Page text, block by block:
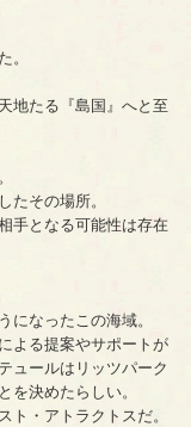
。
たる『島国』へと至
たその場所。
手となる可能性は存在
なったこの海域。
よる提案やサポートが
ュールはリッツパーク
を決めたらしい。
ト・アトラクトスだ。